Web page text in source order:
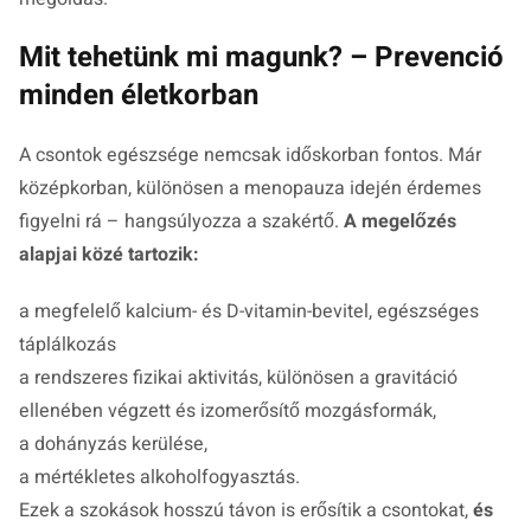
Mit tehetünk mi magunk? – Prevenció
minden életkorban
A csontok egészsége nemcsak időskorban fontos. Már
középkorban, különösen a menopauza idején érdemes
figyelni rá – hangsúlyozza a szakértő. A megelőzés
alapjai közé tartozik:
a megfelelő kalcium- és D-vitamin-bevitel, egészséges
táplálkozás
a rendszeres fizikai aktivitás, különösen a gravitáció
ellenében végzett és izomerősítő mozgásformák,
a dohányzás kerülése,
a mértékletes alkoholfogyasztás.
Ezek a szokások hosszú távon is erősítik a csontokat,és